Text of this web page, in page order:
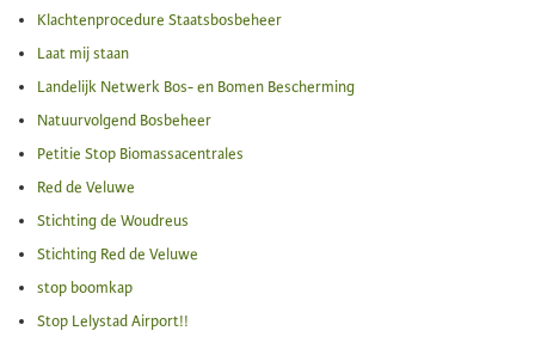
Klachtenprocedure Staatsbosbeheer
Laat mij staan
Landelijk Netwerk Bos- en Bomen Bescherming
Natuurvolgend Bosbeheer
Petitie Stop Biomassacentrales
Red de Veluwe
Stichting de Woudreus
Stichting Red de Veluwe
stop boomkap
Stop Lelystad Airport!!